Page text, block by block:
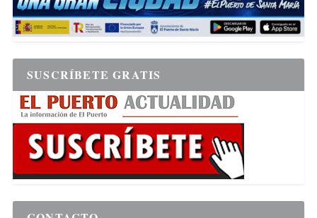
SUSCRÍBETE GRATIS